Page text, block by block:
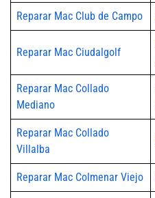
Reparar Mac Club de Campo
Reparar Mac Ciudalgolf
Reparar Mac Collado
Mediano
Reparar Mac Collado
Villalba
Reparar Mac Colmenar Viejo